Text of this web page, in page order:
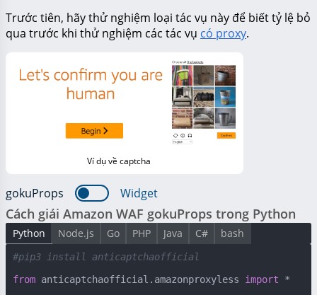
Trước tiên, hãy thử nghiệm loại tác vụ này để biết tỷ lệ bỏ
qua trước khi thử nghiệm các tác vụ có proxy.
Ví dụ về captcha
gokuProps Widget
Python Node.js Go PHP Java C# bash
Cách giải Amazon WAF gokuProps trong Python
#pip3 install anticaptchaofficial
from anticaptchaofficial.amazonproxyless import *